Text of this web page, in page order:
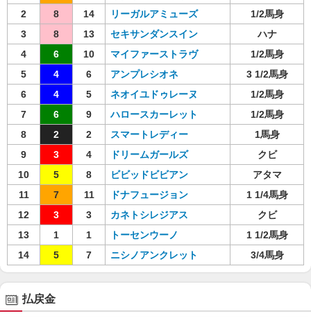
2
8 14 リーガルアミューズ
1/2馬身
3
8 13 セキサンダンスイン
ハナ
4
6 10 マイファーストラヴ
1/2馬身
5
4 6 アンプレシオネ
3 1/2馬身
6
4 5 ネオイユドゥレーヌ
1/2馬身
7
6 9 ハロースカーレット
1/2馬身
8
2 2 スマートレディー
1馬身
9
3 4 ドリームガールズ
クビ
10
5 8 ビビッドビビアン
アタマ
11
7 11 ドナフュージョン
1 1/4馬身
12
3 3 カネトシレジアス
クビ
13
1 1 トーセンウーノ
1 1/2馬身
14
5 7 ニシノアンクレット 3/4馬身
払戻金